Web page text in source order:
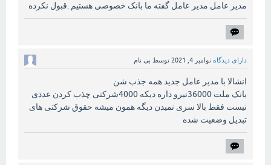
مدیر عامل مدیر عامل گفته ما بانک خصوصی هستیم .قبول نکرده
دارای دیدگاه نوامبر 4, 2021 توسط بی نام
انشالا با مدیر عامل جدید همه جذب شن
بانک ملت 36000نیرو داره دیکه 4000شرکتی چذب کردن عددی
نیست فقط بالا سری نمیدن دیگه همون میشه حقوق شرکتی های
تبدیل وضعیت شده